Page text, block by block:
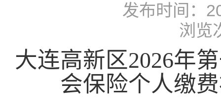
发布时间：
浏览
大连高新区2026年第
会保险个人缴